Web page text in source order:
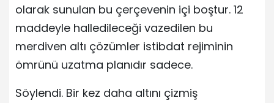
olarak sunulan bu çerçevenin içi boştur. 12
maddeyle halledileceği vazedilen bu
merdiven altı çözümler istibdat rejiminin
ömrünü uzatma planıdır sadece.
Söylendi. Bir kez daha altını çizmiş